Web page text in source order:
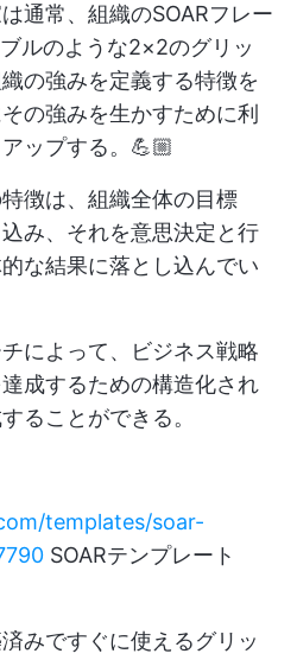
通常、組織のSOARフレー
ルのような2×2のグリッ
の強みを定義する特徴を
の強みを生かすために利
ップする。💪🏼
徴は、組織全体の目標
込み、それを意思決定と行
な結果に落とし込んでい
によって、ビジネス戦略
成するための構造化され
ることができる。
templates/soar-
SOARテンプレート
みですぐに使えるグリッ